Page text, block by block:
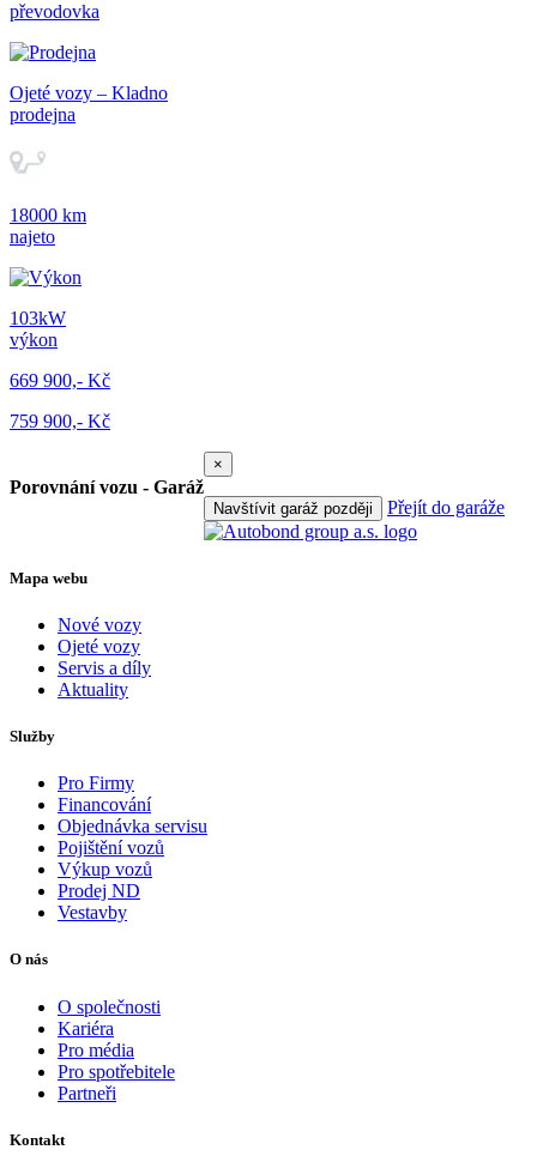
převodovka
Ojeté vozy – Kladno
prodejna
18000 km
najeto
103kW
výkon
669 900,- Kč
759 900,- Kč
Porovnání vozu - Garáž
×
Navštívit garáž později Přejít do garáže
Mapa webu
Nové vozy
Ojeté vozy
Servis a díly
Aktuality
Služby
Pro Firmy
Financování
Objednávka servisu
Pojištění vozů
Výkup vozů
Prodej ND
Vestavby
O nás
O společnosti
Kariéra
Pro média
Pro spotřebitele
Partneři
Kontakt